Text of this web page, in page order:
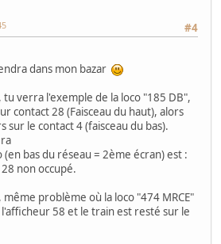
#4
dans mon bazar
tu verra l'exemple de la loco "185 DB",
contact 28 (Faisceau du haut), alors
sur le contact 4 (faisceau du bas).
bas du réseau = 2ème écran) est :
non occupé.
même problème où la loco "474 MRCE"
58 et le train est resté sur le